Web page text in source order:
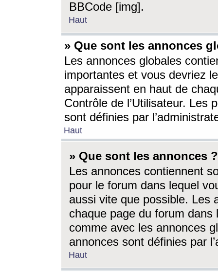
BBCode [img].
Haut
» Que sont les annonces
Les annonces globales
importantes et vous devriez
apparaissent en haut de
Contrôle de l’Utilisateur. Les
sont définies par
Haut
» Que sont les annonces ?
Les annonces contiennent
pour le forum dans lequel
aussi vite que possible. Les
chaque page du forum dans
comme avec les annonces
annonces sont définies par
Haut